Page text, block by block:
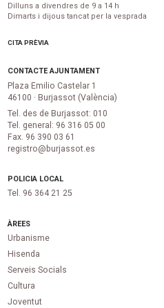
Dilluns a divendres de 9 a 14 h
Dimarts i dijous tancat per la vesprada
CITA PRÈVIA
CONTACTE AJUNTAMENT
Plaza Emilio Castelar 1
46100 · Burjassot (València)
Tel. des de Burjassot: 010
Tel. general: 96 316 05 00
Fax. 96 390 03 61
registro@burjassot.es
POLICIA LOCAL
Tel. 96 364 21 25
ÀREES
Urbanisme
Hisenda
Serveis Socials
Cultura
Joventut